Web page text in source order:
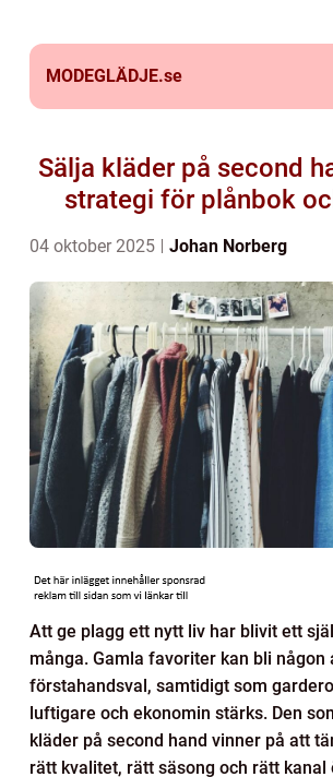
MODEGLÄDJE.se
Sälja kläder på second
strategi för plånbok
04 oktober 2025 Johan Norberg
Att ge plagg ett nytt liv har blivit ett
många. Gamla favoriter kan bli någon
förstahandsval, samtidigt som
luftigare och ekonomin stärks. Den
kläder på second hand vinner på att
rätt kvalitet, rätt säsong och rätt kanal